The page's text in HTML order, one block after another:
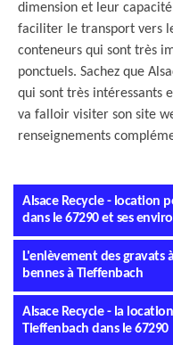
dimension et leur
faciliter le transport vers
conteneurs qui sont très
ponctuels. Sachez que
qui sont très intéressants
va falloir visiter son site
renseignements
Alsace Recycle - location
dans le 67290 et ses
L'enlèvement des gravats
bennes à Tieffenbach
Alsace Recycle - la
Tieffenbach dans le 67290